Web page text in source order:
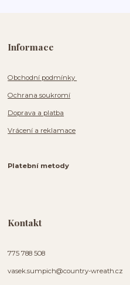
Informace
Obchodní podmínky
Ochrana soukromí
Doprava a platba
Vrácení a reklamace
Platební metody
Kontakt
775 788 508
vasek.sumpich@country-wreath.cz